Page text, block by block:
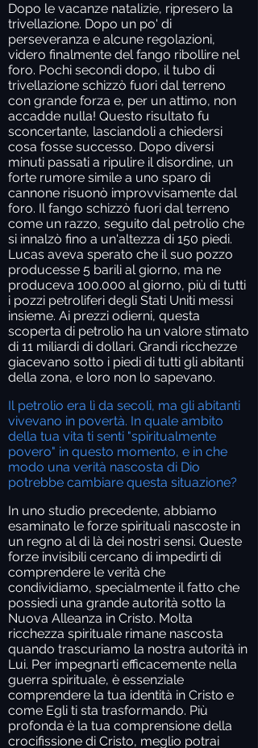
Dopo le vacanze natalizie, ripresero la
trivellazione. Dopo un po' di
perseveranza e alcune regolazioni,
videro finalmente del fango ribollire nel
foro. Pochi secondi dopo, il tubo di
trivellazione schizzò fuori dal terreno
con grande forza e, per un attimo, non
accadde nulla! Questo risultato fu
sconcertante, lasciandoli a chiedersi
cosa fosse successo. Dopo diversi
minuti passati a ripulire il disordine, un
forte rumore simile a uno sparo di
cannone risuonò improvvisamente dal
foro. Il fango schizzò fuori dal terreno
come un razzo, seguito dal petrolio che
si innalzò fino a un'altezza di 150 piedi.
Lucas aveva sperato che il suo pozzo
producesse 5 barili al giorno, ma ne
produceva 100.000 al giorno, più di tutti
i pozzi petroliferi degli Stati Uniti messi
insieme. Ai prezzi odierni, questa
scoperta di petrolio ha un valore stimato
di 11 miliardi di dollari. Grandi ricchezze
giacevano sotto i piedi di tutti gli abitanti
della zona, e loro non lo sapevano.
Il petrolio era lì da secoli, ma gli abitanti
vivevano in povertà. In quale ambito
della tua vita ti senti "spiritualmente
povero" in questo momento, e in che
modo una verità nascosta di Dio
potrebbe cambiare questa situazione?
In uno studio precedente, abbiamo
esaminato le forze spirituali nascoste in
un regno al di là dei nostri sensi. Queste
forze invisibili cercano di impedirti di
comprendere le verità che
condividiamo, specialmente il fatto che
possiedi una grande autorità sotto la
Nuova Alleanza in Cristo. Molta
ricchezza spirituale rimane nascosta
quando trascuriamo la nostra autorità in
Lui. Per impegnarti efficacemente nella
guerra spirituale, è essenziale
comprendere la tua identità in Cristo e
come Egli ti sta trasformando. Più
profonda è la tua comprensione della
crocifissione di Cristo, meglio potrai